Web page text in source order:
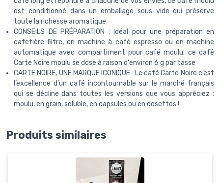
est conditionné dans un emballage sous vide qui préserve
toute la richesse aromatique
CONSEILS DE PRÉPARATION : Idéal pour une préparation en
cafetière filtre, en machine à café espresso ou en machine
automatique avec compartiment pour café moulu, ce café
Carte Noire moulu se dose à raison d'environ 6 g par tasse
CARTE NOIRE, UNE MARQUE ICONIQUE : Le café Carte Noire c’est
l’excellence d’un café incontournable sur le marché français
qui se décline dans toutes les versions que vous appréciez :
moulu, en grain, soluble, en capsules ou en dosettes !
Produits similaires